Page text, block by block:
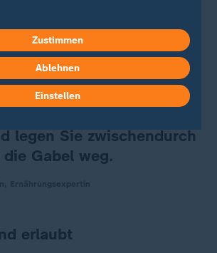
zu 80 Prozent gefüllt ist,
essen. Das zu erspüren, erfordert
Übung und Achtsamkeit. Brigitte
legen Sie zwischendurch
Gabel weg.
erlaubt
Zustimmen
Ablehnen
Einstellen